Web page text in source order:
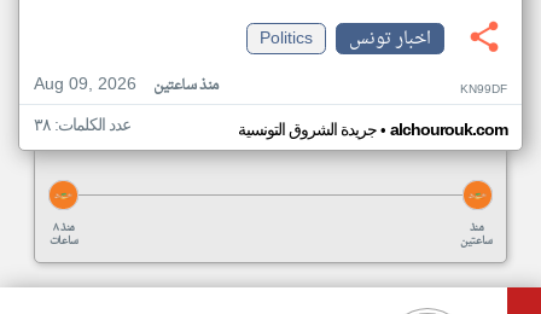
اخبار تونس
Politics
Aug 09, 2026
منذ ساعتين KN99DF
جريدة الشروق التونسية• alchourouk.com عدد الكلمات: ٣٨
منذ ٨
ساعات
منذ
ساعتين